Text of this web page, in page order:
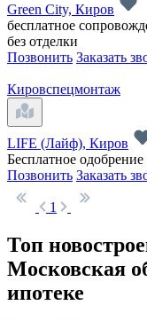
Green City, Киров
бесплатное
без отделки
Позвонить Заказать
Кировспецмонтаж
LIFE (Лайф), Киров
Бесплатное
Позвонить Заказать
1
Топ
Московская
ипотеке